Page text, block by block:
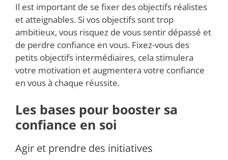
Il est important de se fixer des objectifs réalistes
et atteignables. Si vos objectifs sont trop
ambitieux, vous risquez de vous sentir dépassé et
de perdre confiance en vous. Fixez-vous des
petits objectifs intermédiaires, cela stimulera
votre motivation et augmentera votre confiance
en vous à chaque réussite.
Les bases pour booster sa
confiance en soi
Agir et prendre des initiatives